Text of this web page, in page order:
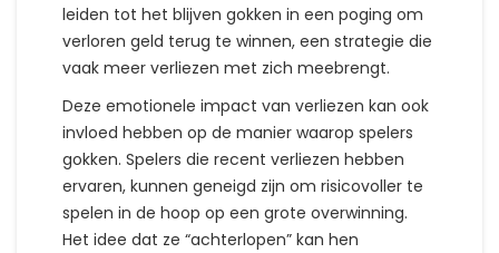
leiden tot het blijven gokken in een poging om
verloren geld terug te winnen, een strategie die
vaak meer verliezen met zich meebrengt.
Deze emotionele impact van verliezen kan ook
invloed hebben op de manier waarop spelers
gokken. Spelers die recent verliezen hebben
ervaren, kunnen geneigd zijn om risicovoller te
spelen in de hoop op een grote overwinning.
Het idee dat ze “achterlopen” kan hen